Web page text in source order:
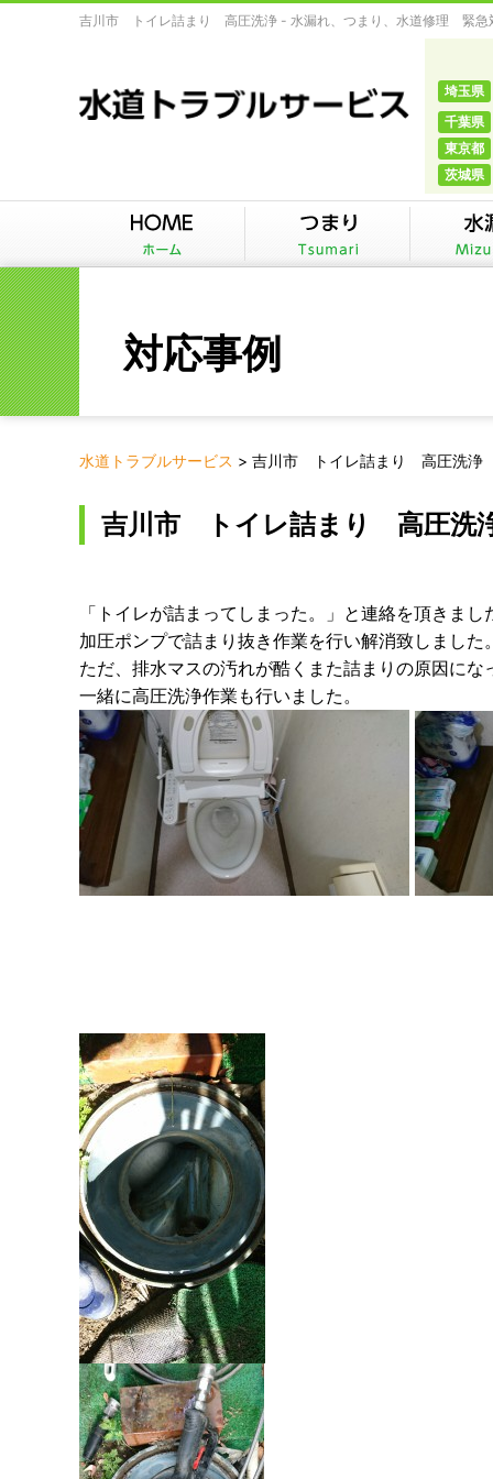
吉川市 トイレ詰まり 高圧洗浄 - 水漏れ、つまり、水道修理 緊急
埼玉県
千葉県
東京都
茨城県
対応事例
水道トラブルサービス > 吉川市 トイレ詰まり 高圧洗浄
吉川市 トイレ詰まり 高圧洗
「トイレが詰まってしまった。」と連絡を頂きまし
加圧ポンプで詰まり抜き作業を行い解消致しました
ただ、排水マスの汚れが酷くまた詰まりの原因に
一緒に高圧洗浄作業も行いました。